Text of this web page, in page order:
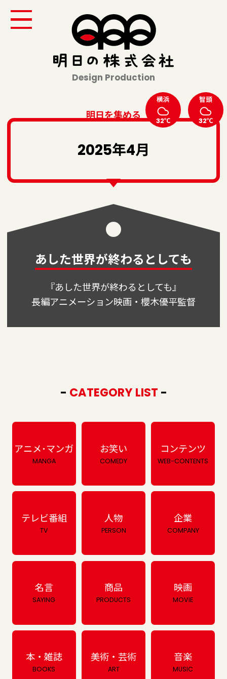
Design Production
横浜
32℃
智頭
32℃
明日を集める
2025年4月
あした世界が終わるとしても
『あした世界が終わるとしても』
長編アニメーション映画・櫻木優平監督
- CATEGORY LIST -
アニメ･マンガ
MANGA
お笑い
COMEDY
コンテンツ
WEB-CONTENTS
テレビ番組
TV
人物
PERSON
企業
COMPANY
名言
SAYING
商品
PRODUCTS
映画
MOVIE
本・雑誌
BOOKS
美術・芸術
ART
音楽
MUSIC